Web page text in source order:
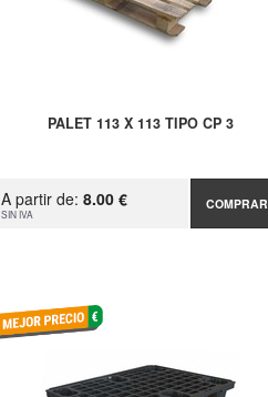
PALET 113 X 113 TIPO CP 3
A partir de:8.00 €
SIN IVA
COMPRAR